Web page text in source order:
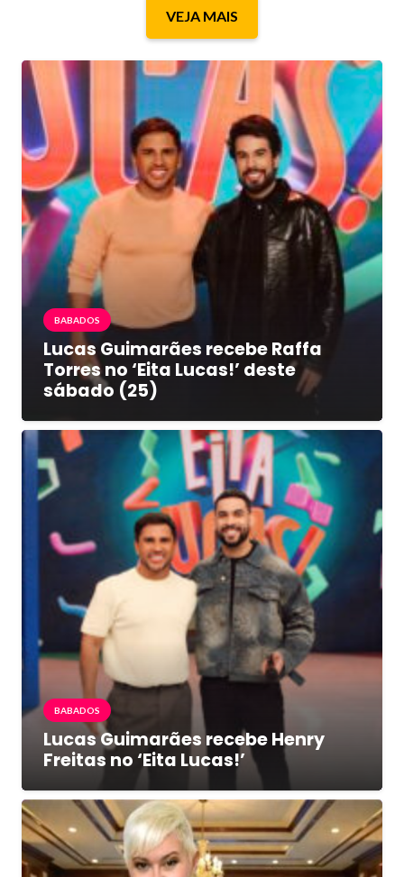
VEJA MAIS
BABADOS
Lucas Guimarães recebe Raffa
Torres no ‘Eita Lucas!’ deste
sábado (25)
BABADOS
Lucas Guimarães recebe Henry
Freitas no ‘Eita Lucas!’